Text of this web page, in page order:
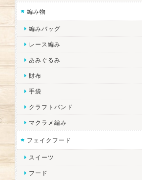
編み物
編みバッグ
レース編み
あみぐるみ
財布
手袋
クラフトバンド
マクラメ編み
フェイクフード
スイーツ
フード